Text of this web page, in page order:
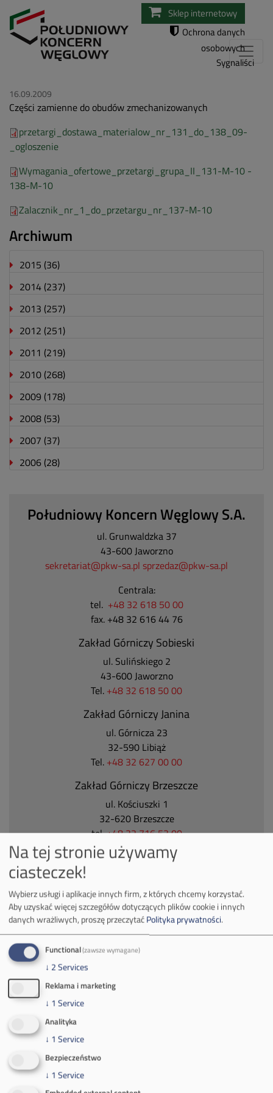
Przejdź
do
Sklep internetowy
Ochrona danych
osobowych
Sygnaliści
16.09.2009
Części zamienne do obudów zmechanizowanych
przetargi_dostawa_materialow_nr_131_do_138_09-
_ogloszenie
Wymagania_ofertowe_przetargi_grupa_II_131-M-10 -
138-M-10
Zalacznik_nr_1_do_przetargu_nr_137-M-10
Archiwum
2015 (36)
2014 (237)
2013 (257)
2012 (251)
2011 (219)
2010 (268)
2009 (178)
2008 (53)
2007 (37)
2006 (28)
Południowy Koncern Węglowy S.A.
ul. Grunwaldzka 37
43-600 Jaworzno
sekretariat@pkw-sa.pl sprzedaz@pkw-sa.pl
Centrala:
tel. +48 32 618 50 00
fax. +48 32 616 44 76
Zakład Górniczy Sobieski
ul. Sulińskiego 2
43-600 Jaworzno
Tel. +48 32 618 50 00
Zakład Górniczy Janina
ul. Górnicza 23
32-590 Libiąż
Tel. +48 32 627 00 00
Zakład Górniczy Brzeszcze
ul. Kościuszki 1
32-620 Brzeszcze
tel.+48 32 716 53 00
mail:media@pkw-sa.pl
tel.:+48 32 618 56 02
(poniedziałek-piątek 7:00-15:00)
Spółka Południowy Koncern Węglowy
Na tej stronie używamy
ciasteczek!
Wybierz usługi i aplikacje innych firm, z których chcemy korzystać.
Aby uzyskać więcej szczegółów dotyczących plików cookie i innych
danych wrażliwych, proszę przeczytaćPolityka prywatności.
Functional(zawsze wymagane)
↓ 2Services
Reklama i marketing
↓ 1 Service
Analityka
↓ 1 Service
Bezpieczeństwo
↓ 1 Service